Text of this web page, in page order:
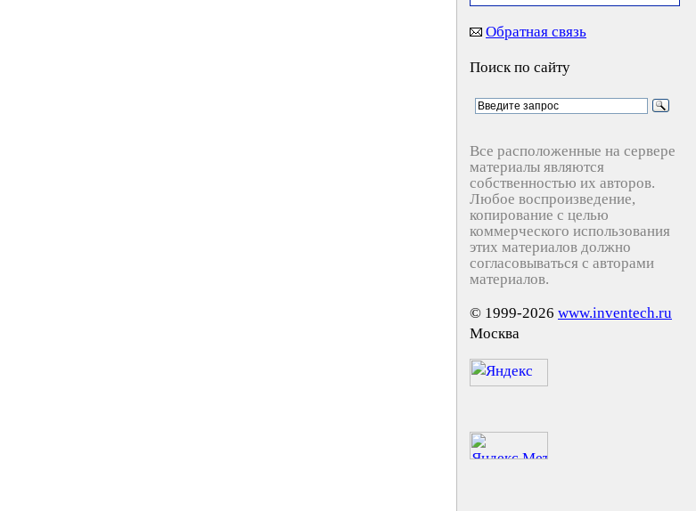
Обратная связь
Поиск по сайту
Все расположенные на сервере
материалы являются
собственностью их авторов.
Любое воспроизведение,
копирование с целью
коммерческого использования
этих материалов должно
согласовываться с авторами
материалов.
© 1999-2026 www.inventech.ru
Москва